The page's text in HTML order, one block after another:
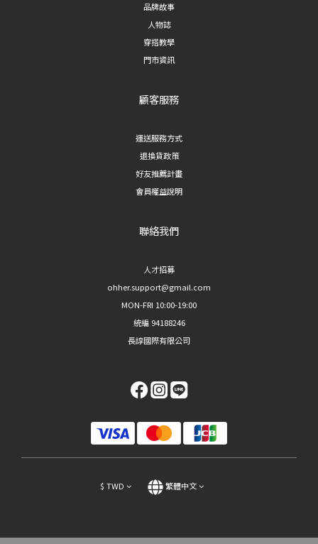
品牌故事
人物誌
穿搭教學
門市資訊
顧客服務
運送服務方式
退換貨政策
好友推薦計畫
會員權益說明
聯絡我們
人才招募
ohher.support@gmail.com
MON-FRI 10:00-19:00
統編 94188246
長諄國際有限公司
$ TWD 繁體中文